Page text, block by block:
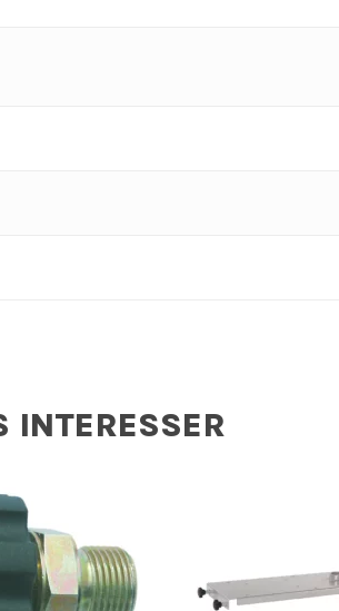
INTERESSER